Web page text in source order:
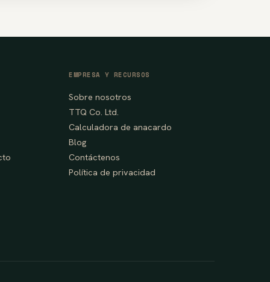
EMPRESA Y RECURSOS
Sobre nosotros
TTQ Co. Ltd.
Calculadora de anacardo
Blog
Contáctenos
Política de privacidad